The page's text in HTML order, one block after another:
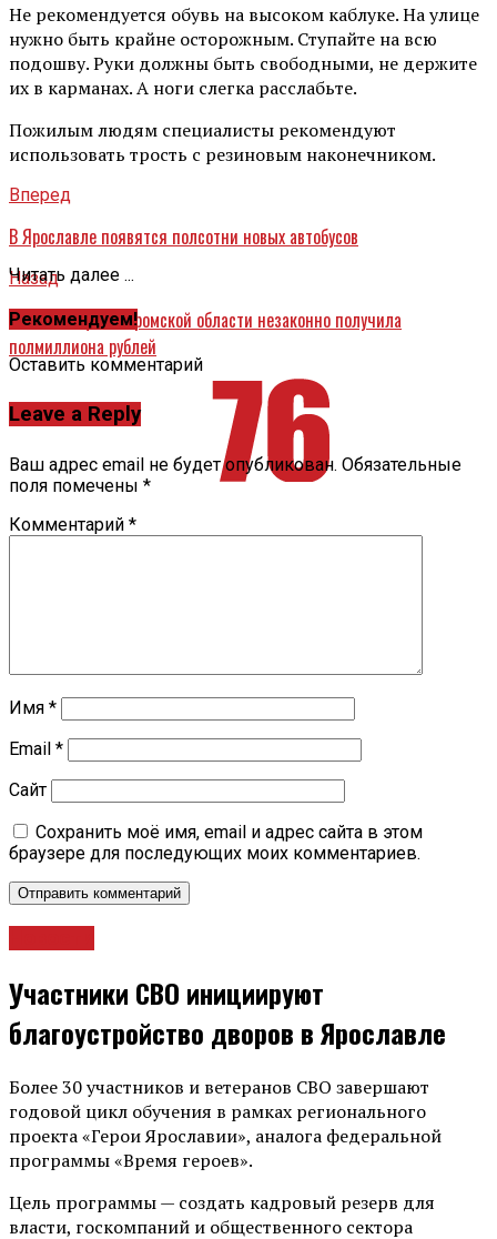
Не рекомендуется обувь на высоком каблуке. На улице
нужно быть крайне осторожным. Ступайте на всю
подошву. Руки должны быть свободными, не держите
их в карманах. А ноги слегка расслабьте.
Пожилым людям специалисты рекомендуют
использовать трость с резиновым наконечником.
Вперед
В Ярославле появятся полсотни новых автобусов
Назад
Жительница Костромской области незаконно получила
полмиллиона рублей
Читать далее ...
Рекомендуем!
Оставить комментарий
Leave a Reply
Ваш адрес email не будет опубликован. Обязательные
поля помечены *
Комментарий *
Имя *
Email *
Сайт
Сохранить моё имя, email и адрес сайта в этом
браузере для последующих моих комментариев.
Участники СВО инициируют
благоустройство дворов в Ярославле
Более 30 участников и ветеранов СВО завершают
годовой цикл обучения в рамках регионального
проекта «Герои Ярославии», аналога федеральной
программы «Время героев».
Цель программы — создать кадровый резерв для
власти, госкомпаний и общественного сектора